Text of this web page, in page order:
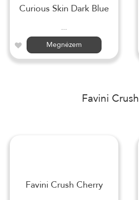
Curious Skin Dark Blue
...
Megnézem
Favini Crush
Favini Crush Cherry